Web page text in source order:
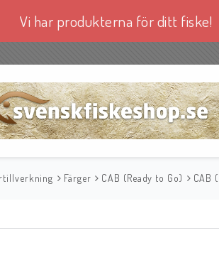
Vi har produkterna för ditt fiske!
Färger CAB (Ready to Go) CAB